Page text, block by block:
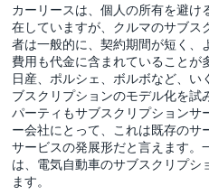
カーリースは、個人の所有を避
在していますが、クルマのサブス
者は一般的に、契約期間が短く、
費用も代金に含まれていることが
日産、ポルシェ、ボルボなど、
ブスクリプションのモデル化を試
パーティもサブスクリプションサ
ー会社にとって、これは既存のサ
サービスの発展形だと言えます
は、電気自動車のサブスクリプ
ます。